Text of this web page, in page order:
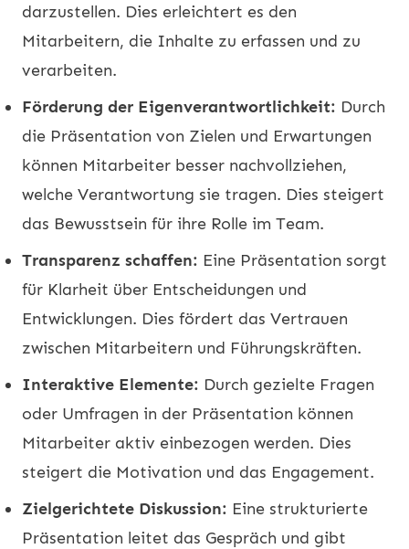
darzustellen. Dies erleichtert es den
Mitarbeitern, die Inhalte zu erfassen und zu
verarbeiten.
Förderung der Eigenverantwortlichkeit: Durch
die Präsentation von Zielen und Erwartungen
können Mitarbeiter besser nachvollziehen,
welche Verantwortung sie tragen. Dies steigert
das Bewusstsein für ihre Rolle im Team.
Transparenz schaffen: Eine Präsentation sorgt
für Klarheit über Entscheidungen und
Entwicklungen. Dies fördert das Vertrauen
zwischen Mitarbeitern und Führungskräften.
Interaktive Elemente: Durch gezielte Fragen
oder Umfragen in der Präsentation können
Mitarbeiter aktiv einbezogen werden. Dies
steigert die Motivation und das Engagement.
Zielgerichtete Diskussion: Eine strukturierte
Präsentation leitet das Gespräch und gibt